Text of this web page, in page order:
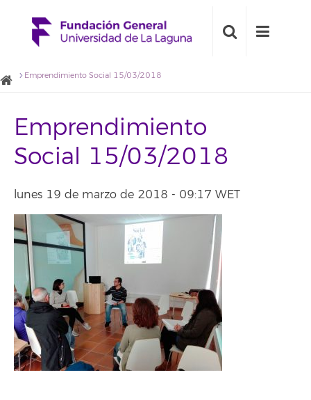
Emprendimiento Social 15/03/2018
Emprendimiento
Social 15/03/2018
lunes 19 de marzo de 2018 - 09:17 WET